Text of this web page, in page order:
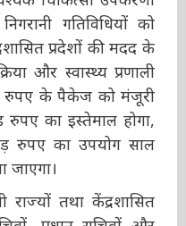
गतिविधियों को
प्रदेशों की मदद
और स्वास्थ्य
करोड़ रुपए के पैकेज
करोड़ रुपए का
7226 करोड़ रुपए का
पर किया जाएगा।
तथा केंद्रशासित
प्रधान सचिवों और